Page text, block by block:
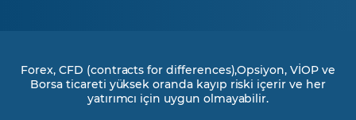
Forex, CFD (contracts for differences),Opsiyon, VİOP ve
Borsa ticareti yüksek oranda kayıp riski içerir ve her
yatırımcı için uygun olmayabilir.